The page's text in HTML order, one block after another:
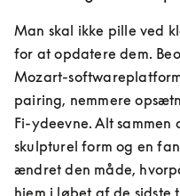
Man skal ikke pille ved
for at opdatere dem.
Mozart-
pairing, nemmere
Fi-ydeevne. Alt
skulpturel form og en
ændret den måde,
hjem i løbet af de sidste